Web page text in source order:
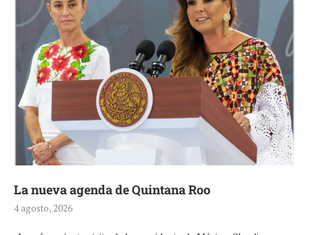
La nueva agenda de Quintana Roo
4 agosto, 2026